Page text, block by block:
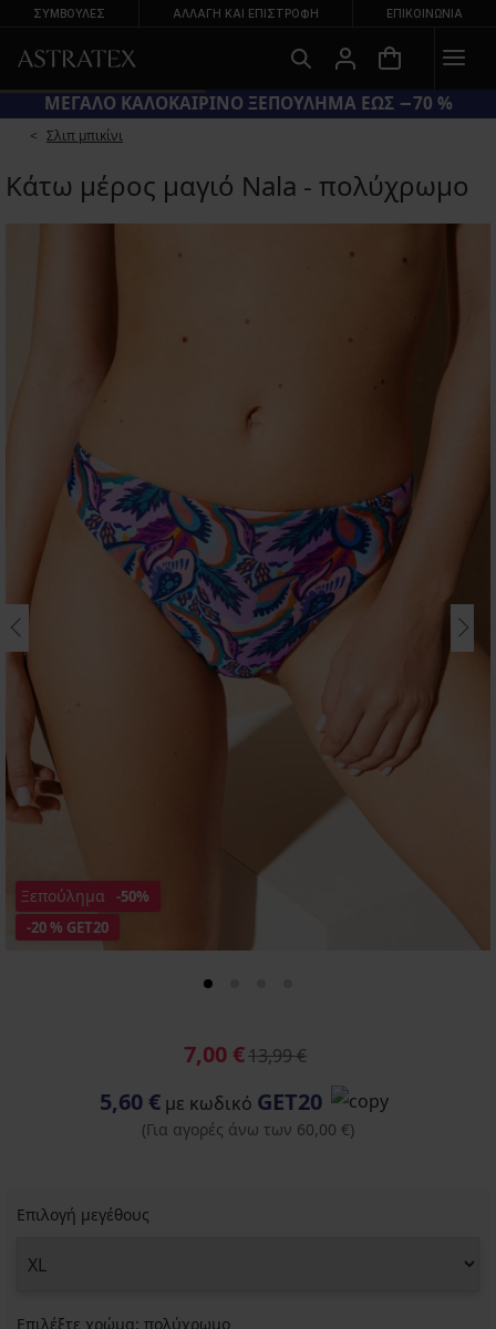
ΣΥΜΒΟΥΛΕΣ ΑΛΛΑΓΉ ΚΑΙ ΕΠΙΣΤΡΟΦΉ ΕΠΙΚΟΙΝΩΝΊΑ
ΜΕΓΑΛΟ ΚΑΛΟΚΑΙΡΙΝΟ ΞΕΠΟΥΛΗΜΑ ΕΩΣ −70 %
Σλιπ μπικίνι
Κάτω μέρος μαγιό Nala - πολύχρωμο
-20 % GET20
Ξεπούλημα -50%
7,00 €13,99 €
5,60 €με κωδικό GET20
(Για αγορές άνω των 60,00 €)
Επιλογή μεγέθους
Επιλέξτε χρώμα: πολύχρωμο